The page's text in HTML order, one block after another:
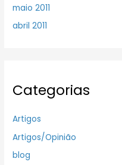
maio 2011
abril 2011
Categorias
Artigos
Artigos/Opinião
blog